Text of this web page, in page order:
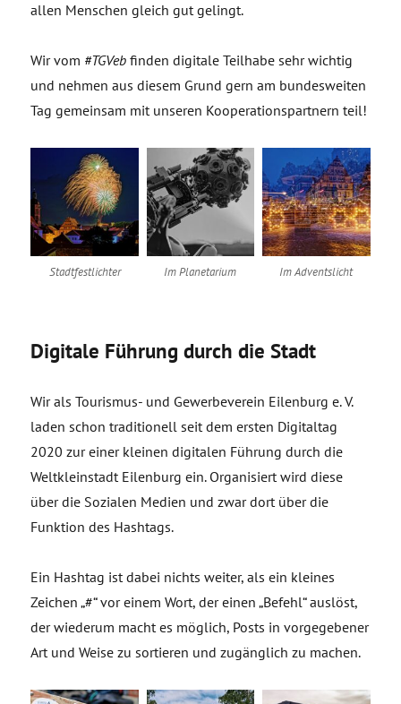
allen Menschen gleich gut gelingt.
Wir vom #TGVeb finden digitale Teilhabe sehr wichtig
und nehmen aus diesem Grund gern am bundesweiten
Tag gemeinsam mit unseren Kooperationspartnern teil!
Stadtfestlichter Im Planetarium Im Adventslicht
Digitale Führung durch die Stadt
Wir als Tourismus- und Gewerbeverein Eilenburg e. V.
laden schon traditionell seit dem ersten Digitaltag
2020 zur einer kleinen digitalen Führung durch die
Weltkleinstadt Eilenburg ein. Organisiert wird diese
über die Sozialen Medien und zwar dort über die
Funktion des Hashtags.
Ein Hashtag ist dabei nichts weiter, als ein kleines
Zeichen „#“ vor einem Wort, der einen „Befehl“ auslöst,
der wiederum macht es möglich, Posts in vorgegebener
Art und Weise zu sortieren und zugänglich zu machen.